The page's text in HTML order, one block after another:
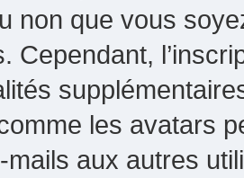
non que vous
Cependant,
les avatars
mails aux autres